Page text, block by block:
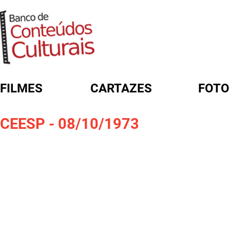
FILMES CARTAZES
CEESP - 08/10/1973
FORMULÁRIO DE BUSCA